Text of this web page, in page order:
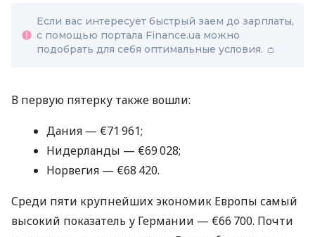
Если вас интересует быстрый заем до зарплаты,
с помощью портала Finance.ua можно
подобрать для себя оптимальные условия. 👛
В первую пятерку также вошли:
Дания — €71 961;
Нидерланды — €69 028;
Норвегия — €68 420.
Среди пяти крупнейших экономик Европы самый
высокий показатель у Германии — €66 700. Почти